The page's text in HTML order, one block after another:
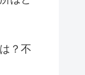
？不